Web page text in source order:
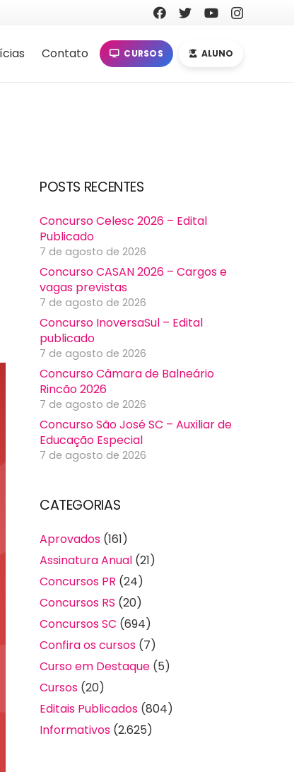
Contato CURSOS ALUNO
POSTS RECENTES
Concurso Celesc 2026 – Edital
Publicado
7 de agosto de 2026
Concurso CASAN 2026 – Cargos e
vagas previstas
7 de agosto de 2026
Concurso InoversaSul – Edital
publicado
7 de agosto de 2026
Concurso Câmara de Balneário
Rincão 2026
7 de agosto de 2026
Concurso São José SC – Auxiliar de
Educação Especial
7 de agosto de 2026
CATEGORIAS
Aprovados (161)
Assinatura Anual (21)
Concursos PR (24)
Concursos RS (20)
Concursos SC (694)
Confira os cursos (7)
Curso em Destaque (5)
Cursos (20)
Editais Publicados (804)
Informativos (2.625)